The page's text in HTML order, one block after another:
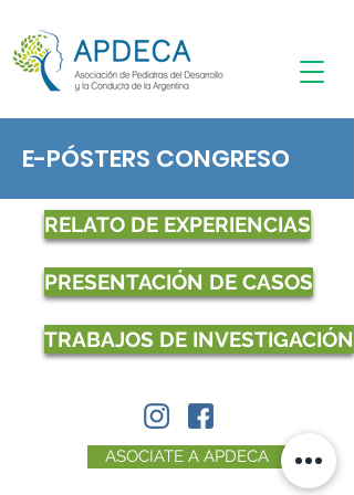
E-PÓSTERS CONGRESO
RELATO DE EXPERIENCIAS
PRESENTACIÓN DE CASOS
TRABAJOS DE INVESTIGACIÓN
ASOCIATE A APDECA